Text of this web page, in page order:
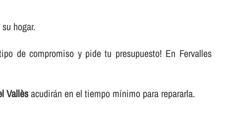
hogar.
de compromiso y pide tu presupuesto! En Fervalles
Vallèsacudirán en el tiempo mí­nimo para repararla.